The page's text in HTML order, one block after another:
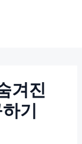
겨진
기